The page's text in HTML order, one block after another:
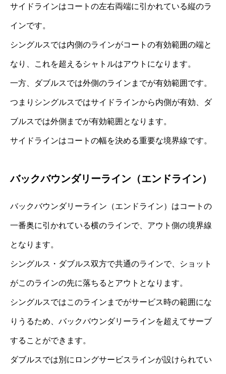
サイドラインはコートの左右両端に引かれている縦のラ
インです。
シングルスでは内側のラインがコートの有効範囲の端と
なり、これを超えるシャトルはアウトになります。
一方、ダブルスでは外側のラインまでが有効範囲です。
つまりシングルスではサイドラインから内側が有効、ダ
ブルスでは外側までが有効範囲となります。
サイドラインはコートの幅を決める重要な境界線です。
バックバウンダリーライン（エンドライン）
バックバウンダリーライン（エンドライン）はコートの
一番奥に引かれている横のラインで、アウト側の境界線
となります。
シングルス・ダブルス双方で共通のラインで、ショット
がこのラインの先に落ちるとアウトとなります。
シングルスではこのラインまでがサービス時の範囲にな
りうるため、バックバウンダリーラインを超えてサーブ
することができます。
ダブルスでは別にロングサービスラインが設けられてい